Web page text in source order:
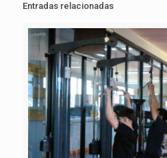
Entradas relacionadas